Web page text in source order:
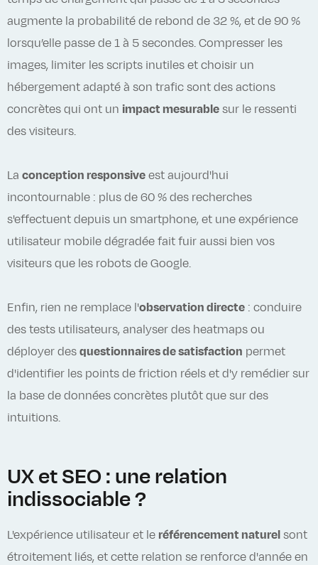
augmente la probabilité de rebond de 32 %, et de 90 %
lorsqu’elle passe de 1 à 5 secondes. Compresser les
images, limiter les scripts inutiles et choisir un
hébergement adapté à son trafic sont des actions
concrètes qui ont un impact mesurable sur le ressenti
des visiteurs.
La conception responsive est aujourd'hui
incontournable : plus de 60 % des recherches
s'effectuent depuis un smartphone, et une expérience
utilisateur mobile dégradée fait fuir aussi bien vos
visiteurs que les robots de Google.
Enfin, rien ne remplace l'observation directe : conduire
des tests utilisateurs, analyser des heatmaps ou
déployer des questionnaires de satisfaction permet
d'identifier les points de friction réels et d'y remédier sur
la base de données concrètes plutôt que sur des
intuitions.
UX et SEO : une relation
indissociable ?
L'expérience utilisateur et le référencement naturel sont
étroitement liés, et cette relation se renforce d'année en